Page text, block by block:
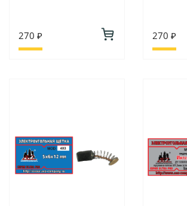
270 ₽ 270 ₽